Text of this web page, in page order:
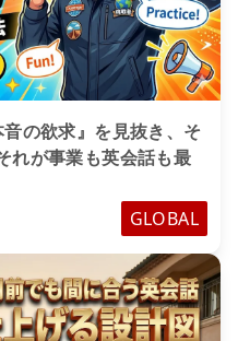
の欲求』を見抜き、そ
れが事業も英会話も最
GLOBAL